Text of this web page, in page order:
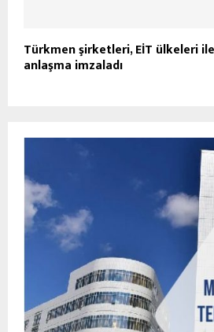
Türkmen şirketleri, EİT ülkeleri
anlaşma imzaladı